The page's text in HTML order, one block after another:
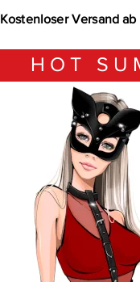
Kostenloser Versand
HOT